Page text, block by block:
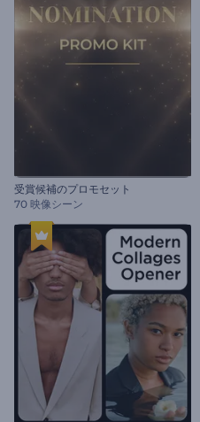
受賞候補のプロモセット
70 映像シーン